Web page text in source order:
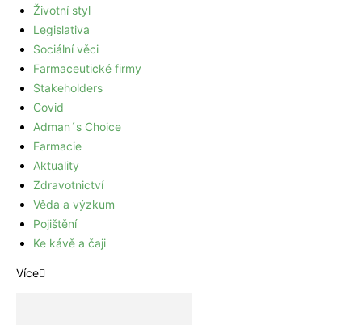
Životní styl
Legislativa
Sociální věci
Farmaceutické firmy
Stakeholders
Covid
Adman´s Choice
Farmacie
Aktuality
Zdravotnictví
Věda a výzkum
Pojištění
Ke kávě a čaji
Více